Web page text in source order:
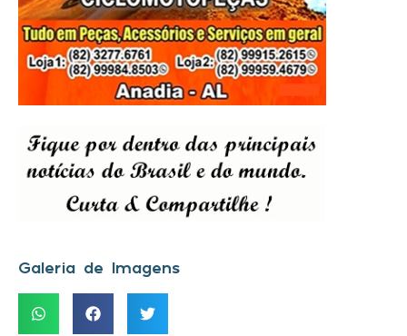
Galeria de Imagens